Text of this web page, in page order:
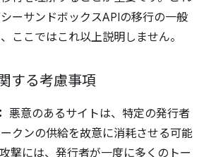
ーサンドボックスAPIの移行の一般
ここではこれ以上説明しません。
する考慮事項
悪意のあるサイトは、特定の発行者
クンの供給を故意に消耗させる可能
撃には、発行者が一度に多くのトー